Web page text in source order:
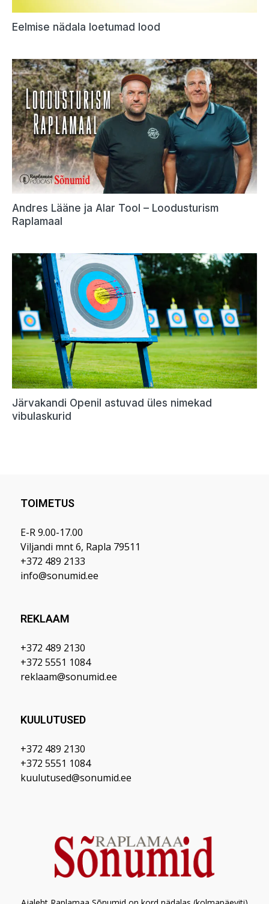
TOIMETUS
E-R 9.00-17.00
Viljandi mnt 6, Rapla 79511
+372 489 2133
info@sonumid.ee
REKLAAM
+372 489 2130
+372 5551 1084
reklaam@sonumid.ee
KUULUTUSED
+372 489 2130
+372 5551 1084
kuulutused@sonumid.ee